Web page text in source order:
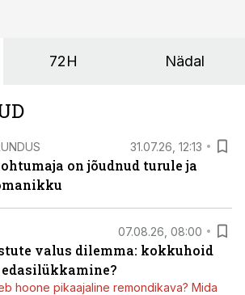
72H Nädal
31.07.26, 12:13
on jõudnud turule ja
07.08.26, 08:00
valus dilemma: kokkuhoid
hoone pikaajaline remondikava? Mida